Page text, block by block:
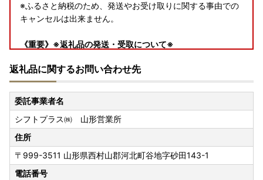
※ふるさと納税のため、発送やお受け取りに関する事由での
キャンセルは出来ません。
《重要》※返礼品の発送・受取について※
る場合がございます。
・発送は、事業元での準備ができ次第順次発送開始となりま
すので、日時指定ご希望の場合は配送業者へ直接お問い合わ
せください。
・連休中にお受け取りいただけず返送となった場合の再送は
行えませんのでご了承ください。
※お申込みの前に必ずご確認ください※
■寄付の申込について
返礼品に関するお問い合わせ先
委託事業者名
シフトプラス㈱ 山形営業所
住所
〒999-3511 山形県西村山郡河北町谷地字砂田143-1
電話番号